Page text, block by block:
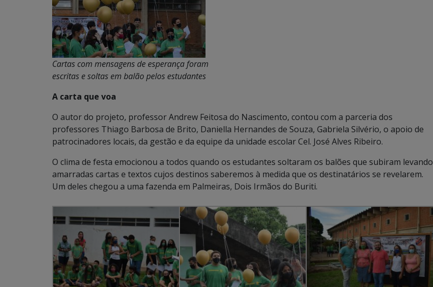
Cartas com mensagens de esperança foram
escritas e soltas em balão pelos estudantes
A carta que voa
O autor do projeto, professor Andrew Feitosa do Nascimento, contou com a parceria dos
professores Thiago Barbosa de Brito, Daniella Hernandes de Souza, Gabriela Silvério, o apoio de
patrocinadores locais, da gestão e da equipe da unidade escolar Cel. José Alves Ribeiro.
O clima de festa emocionou a todos quando os estudantes soltaram os balões que subiram levando
amarradas cartas e textos cujos destinos saberemos à medida que os destinatários se revelarem.
Um deles chegou a uma fazenda em Palmeiras, Dois Irmãos do Buriti.